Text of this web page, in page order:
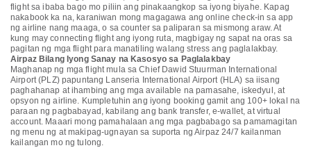
flight sa ibaba bago mo piliin ang pinakaangkop sa iyong biyahe. Kapag
nakabook ka na, karaniwan mong magagawa ang online check-in sa app
ng airline nang maaga, o sa counter sa paliparan sa mismong araw. At
kung may connecting flight ang iyong ruta, magbigay ng sapat na oras sa
pagitan ng mga flight para manatiling walang stress ang paglalakbay.
Airpaz Bilang Iyong Sanay na Kasosyo sa Paglalakbay
Maghanap ng mga flight mula sa Chief Dawid Stuurman International
Airport (PLZ) papuntang Lanseria International Airport (HLA) sa iisang
paghahanap at ihambing ang mga available na pamasahe, iskedyul, at
opsyon ng airline. Kumpletuhin ang iyong booking gamit ang 100+ lokal na
paraan ng pagbabayad, kabilang ang bank transfer, e-wallet, at virtual
account. Maaari mong pamahalaan ang mga pagbabago sa pamamagitan
ng menu ng at makipag-ugnayan sa suporta ng Airpaz 24/7 kailanman
kailangan mo ng tulong.